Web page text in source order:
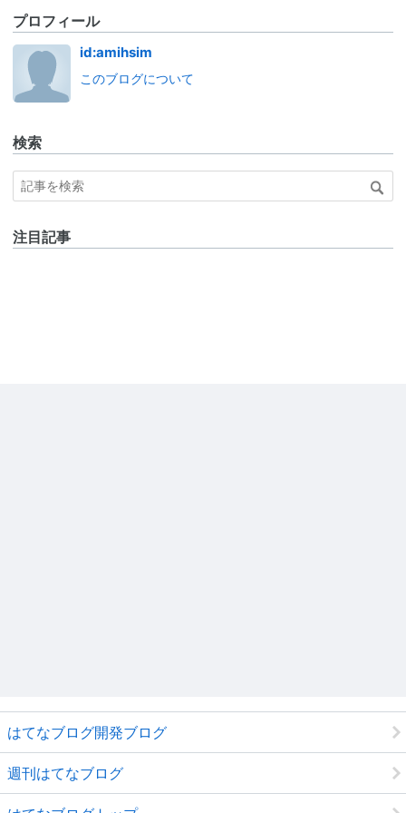
プロフィール
id:amihsim
このブログについて
検索
注目記事
はてなブログ開発ブログ
週刊はてなブログ